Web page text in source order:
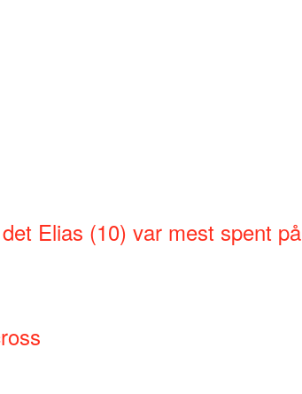
Elias (10) var mest spent på